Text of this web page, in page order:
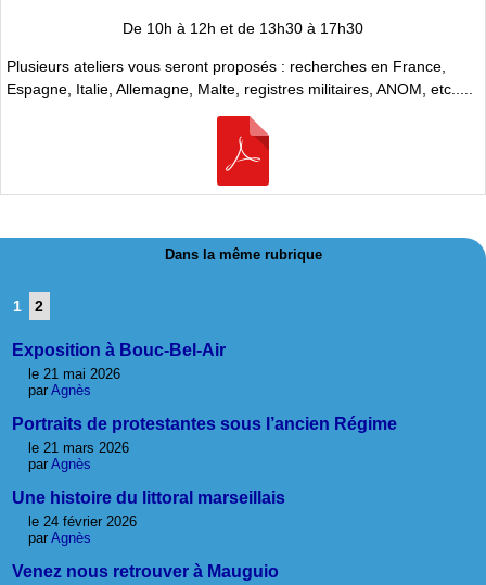
De 10h à 12h et de 13h30 à 17h30
Plusieurs ateliers vous seront proposés : recherches en France,
Espagne, Italie, Allemagne, Malte, registres militaires, ANOM, etc.....
Dans la même rubrique
1 2
Exposition à Bouc-Bel-Air
le 21 mai 2026
par Agnès
Portraits de protestantes sous l’ancien Régime
le 21 mars 2026
par Agnès
Une histoire du littoral marseillais
le 24 février 2026
par Agnès
Venez nous retrouver à Mauguio